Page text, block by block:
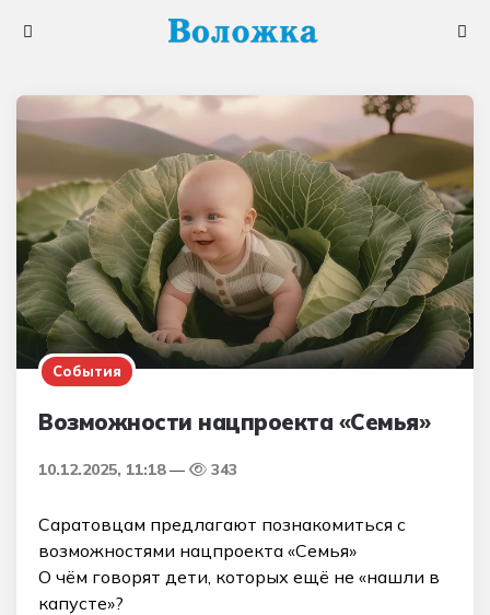
События
Возможности нацпроекта «Семья»
10.12.2025, 11:18 343
Саратовцам предлагают познакомиться с
возможностями нацпроекта «Семья»
О чём говорят дети, которых ещё не «нашли в
капусте»?